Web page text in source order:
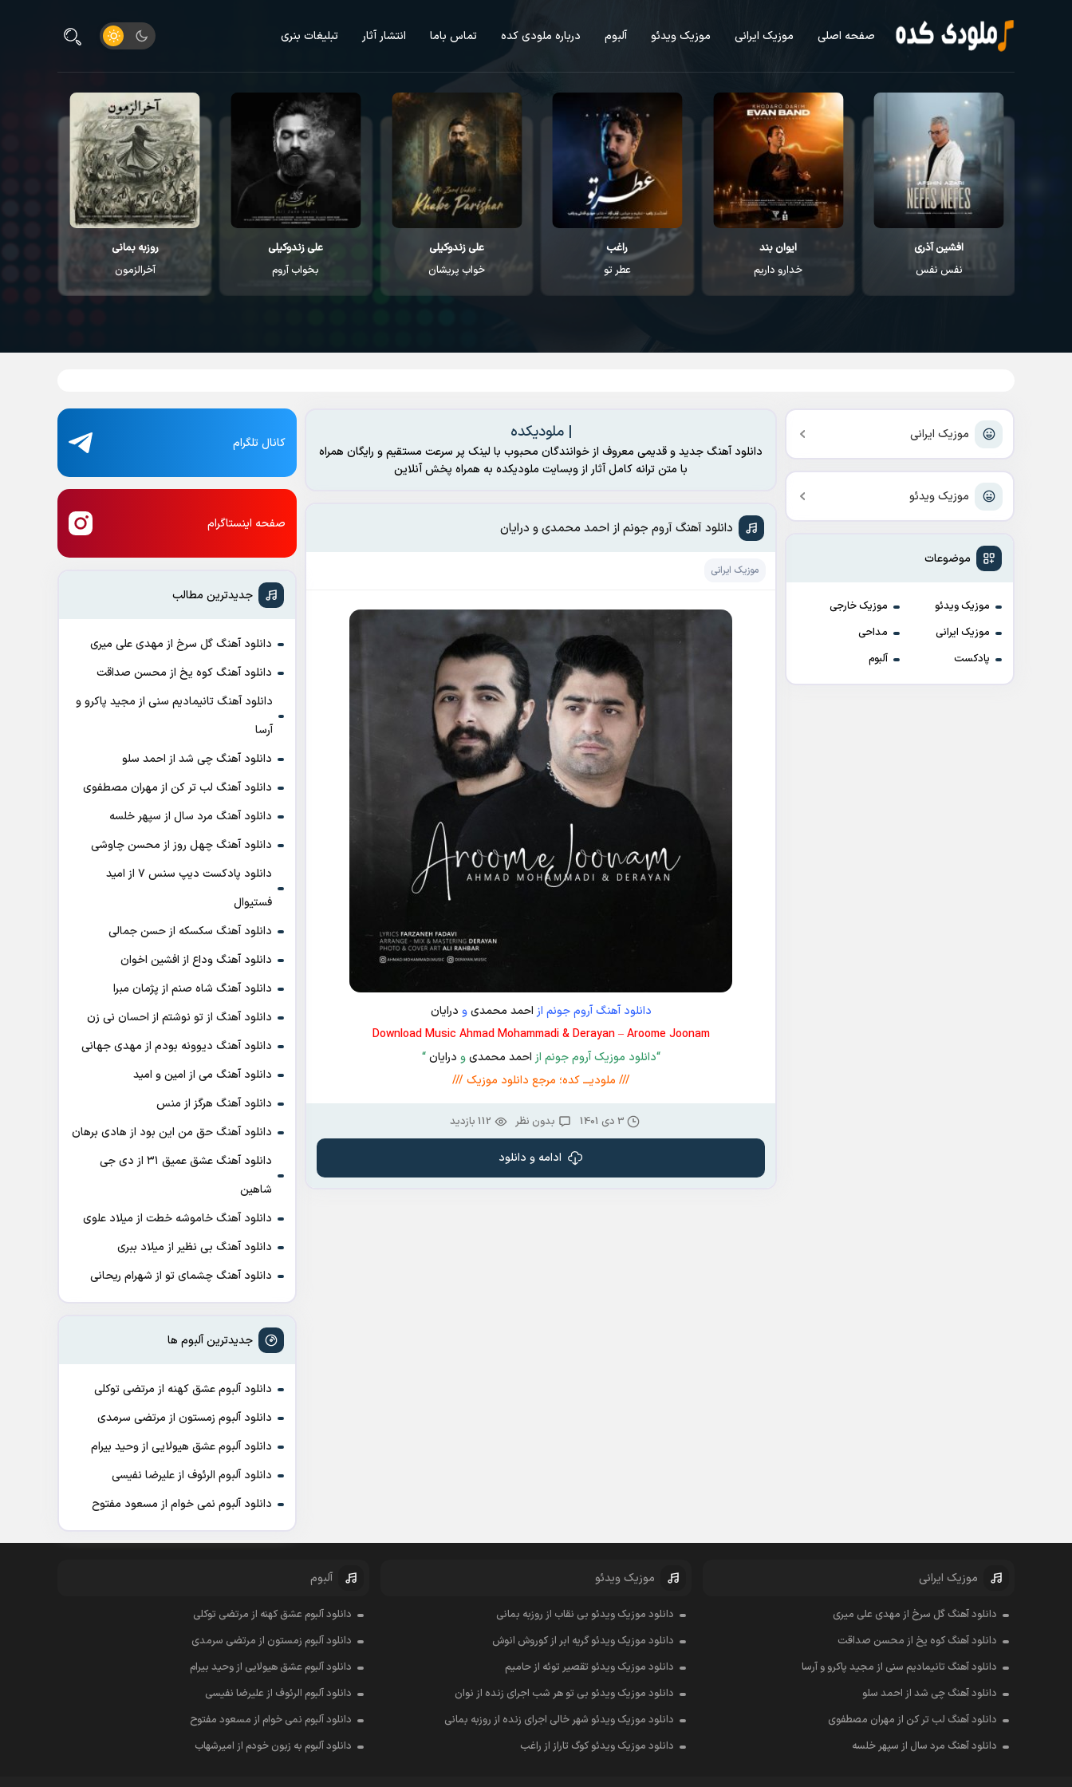
صفحه اصلی موزیک ایرانی موزیک ویدئو آلبوم درباره ملودی کده تماس باما انتشار آثار تبلیغات بنری
ایوان بند
خدارو داریم
راغب
عطر تو
علی زندوکیلی
خواب پریشان
علی زندوکیلی
بخواب آروم
روزبه بمانی
آخرالزمون
مهدی دارابی
گل پر پر
موزیک ایرانی
موزیک ویدئو
موضوعات
موزیک ویدئو
موزیک خارجی
موزیک ایرانی
مداحی
پادکست
آلبوم
| ملودیکده
دانلود آهنگ جدید و قدیمی معروف از خوانندگان محبوب با لینک پر سرعت مستقیم و رایگان همراه
با متن ترانه کامل آثار از وبسایت ملودیکده به همراه پخش آنلاین
دانلود آهنگ آروم جونم از احمد محمدی و درایان
موزیک ایرانی
دانلود آهنگ آروم جونم ازاحمد محمدیو درایان
Download Music Ahmad Mohammadi & Derayan – Aroome Joonam
“دانلود موزیک آروم جونم ازاحمد محمدیو درایان“
/// ملودیـــ کده؛ مرجع دانلود موزیک ///
3 دی 1401 بدون نظر 112 بازدید
ادامه و دانلود
کانال تلگرام
صفحه اینستاگرام
جدیدترین مطالب
دانلود آهنگ گل سرخ از مهدی علی میری
دانلود آهنگ کوه یخ از محسن صداقت
دانلود آهنگ تانیمادیم سنی از مجید پاکرو و
آرسا
دانلود آهنگ چی شد از احمد سلو
دانلود آهنگ لب تر کن از مهران مصطفوی
دانلود آهنگ مرد سال از سپهر خلسه
دانلود آهنگ چهل روز از محسن چاوشی
دانلود پادکست ديپ سنس ۷ از اميد
فستيوال
دانلود آهنگ سکسکه از حسن جمالی
دانلود آهنگ وداع از افشين اخوان
دانلود آهنگ شاه صنم از پژمان مبرا
دانلود آهنگ از تو نوشتم از احسان نی زن
دانلود آهنگ دیوونه بودم از مهدی جهانی
دانلود آهنگ می از امین و امید
دانلود آهنگ هرگز از منس
دانلود آهنگ حق من این بود از هادی برهان
دانلود آهنگ عشق عمیق ۳۱ از دی جی
شاهین
دانلود آهنگ خاموشه خطت از میلاد علوی
دانلود آهنگ بی نظیر از میلاد ببری
دانلود آهنگ چشمای تو از شهرام ریحانی
جدیدترین آلبوم ها
دانلود آلبوم عشق کهنه از مرتضی توکلی
دانلود آلبوم زمستون از مرتضی سرمدی
دانلود آلبوم عشق هیولایی از وحید بیرام
دانلود آلبوم الرئوف از علیرضا نفیسی
دانلود آلبوم نمی خوام از مسعود مفتوح
موزیک ایرانی
دانلود آهنگ گل سرخ از مهدی علی میری
دانلود آهنگ کوه یخ از محسن صداقت
دانلود آهنگ تانیمادیم سنی از مجید پاکرو و آرسا
دانلود آهنگ چی شد از احمد سلو
دانلود آهنگ لب تر کن از مهران مصطفوی
دانلود آهنگ مرد سال از سپهر خلسه
موزیک ویدئو
دانلود موزیک ویدئو بی نقاب از روزبه بمانی
دانلود موزیک ویدئو گریه ابر از کوروش انوش
دانلود موزیک ویدئو تقصیر توئه از حامیم
دانلود موزیک ویدئو بی تو هر شب اجرای زنده از نوان
دانلود موزیک ویدئو شهر خالی اجرای زنده از روزبه بمانی
دانلود موزیک ویدئو کوگ تاراز از راغب
آلبوم
دانلود آلبوم عشق کهنه از مرتضی توکلی
دانلود آلبوم زمستون از مرتضی سرمدی
دانلود آلبوم عشق هیولایی از وحید بیرام
دانلود آلبوم الرئوف از علیرضا نفیسی
دانلود آلبوم نمی خوام از مسعود مفتوح
دانلود آلبوم به زبون خودم از امیرشهاب